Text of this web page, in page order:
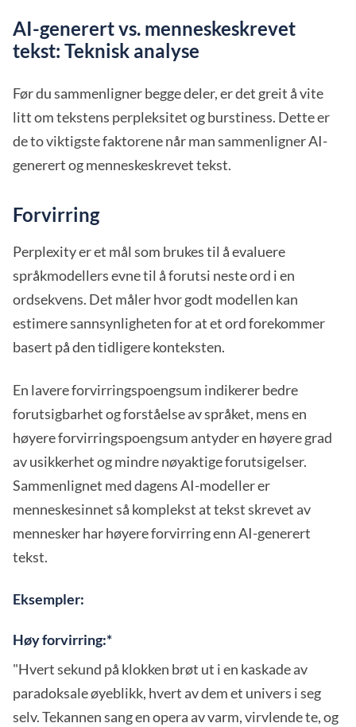
AI-generert vs. menneskeskrevet
tekst: Teknisk analyse
Før du sammenligner begge deler, er det greit å vite
litt om tekstens perpleksitet og burstiness. Dette er
de to viktigste faktorene når man sammenligner AI-
generert og menneskeskrevet tekst.
Forvirring
Perplexity er et mål som brukes til å evaluere
språkmodellers evne til å forutsi neste ord i en
ordsekvens. Det måler hvor godt modellen kan
estimere sannsynligheten for at et ord forekommer
basert på den tidligere konteksten.
En lavere forvirringspoengsum indikerer bedre
forutsigbarhet og forståelse av språket, mens en
høyere forvirringspoengsum antyder en høyere grad
av usikkerhet og mindre nøyaktige forutsigelser.
Sammenlignet med dagens AI-modeller er
menneskesinnet så komplekst at tekst skrevet av
mennesker har høyere forvirring enn AI-generert
tekst.
Eksempler:
Høy forvirring:*
"Hvert sekund på klokken brøt ut i en kaskade av
paradoksale øyeblikk, hvert av dem et univers i seg
selv. Tekannen sang en opera av varm, virvlende te, og